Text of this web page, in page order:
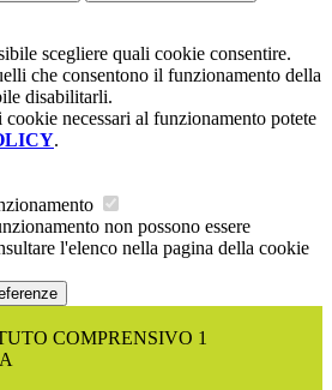
scegliere quali cookie consentire.
che consentono il funzionamento della
disabilitarli.
necessari al funzionamento potete
.
non possono essere
l'elenco nella pagina della cookie
COMPRENSIVO 1